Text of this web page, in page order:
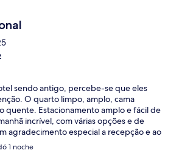
sendo antigo, percebe-se que eles
O quarto limpo, amplo, cama
quente. Estacionamento amplo e fácil de
incrível, com várias opções e de
agradecimento especial a recepção e ao
pelo nome) 😉
1 noche